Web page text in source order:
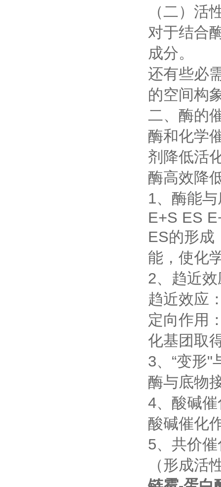
（二）活
对于结合
成分。
还有些必
的空间构
二、酶的
酶和化学
剂降低活
酶高效降
1、酶能
E+S ES
ES的形成
能，使化
2、趋近
趋近效应
定向作用
化基团取
3、“变形"
酶与底物
4、酸碱
酸碱催化
5、共价
（形成活